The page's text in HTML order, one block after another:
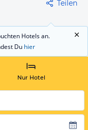
Teilen
Hotels an.
Du hier
Nur Hotel